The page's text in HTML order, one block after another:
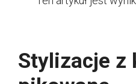
Stylizacje z